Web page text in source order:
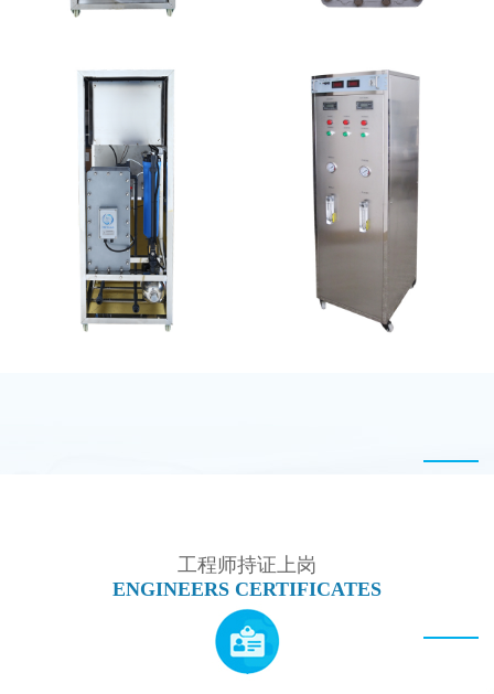
MK-TC50 EDI设备 坎普尔EDI膜堆维修
工程师持证上岗
ENGINEERS CERTIFICATES